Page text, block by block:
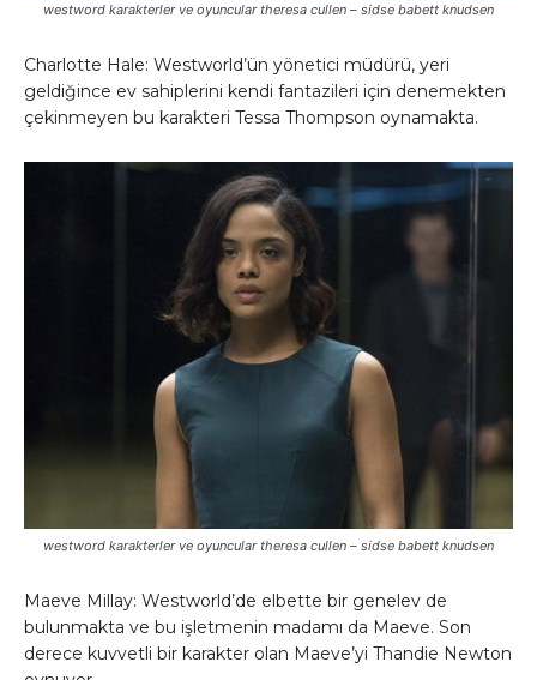
westword karakterler ve oyuncular theresa cullen – sidse babett knudsen
Charlotte Hale: Westworld’ün yönetici müdürü, yeri
geldiğince ev sahiplerini kendi fantazileri için denemekten
çekinmeyen bu karakteri Tessa Thompson oynamakta.
westword karakterler ve oyuncular theresa cullen – sidse babett knudsen
Maeve Millay: Westworld’de elbette bir genelev de
bulunmakta ve bu işletmenin madamı da Maeve. Son
derece kuvvetli bir karakter olan Maeve’yi Thandie Newton